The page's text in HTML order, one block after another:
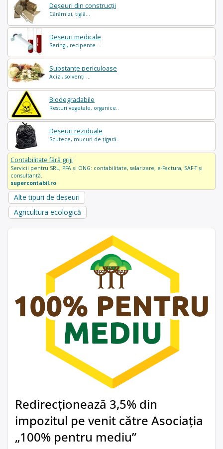
Deșeuri din construcții
Cărămizi, tiglă...
Deșeuri medicale
Seringi, recipente ...
Substanțe periculoase
Acizi, solvenți ...
Biodegradabile
Resturi vegetale, organice..
Deșeuri reziduale
Scutece, mucuri de țigară..
Contabilitate fără griji
Servicii pentru SRL, PFA și ONG: contabilitate, salarizare, e-Factura, SAF-T și
consultanță.
supercontabil.ro
Alte tipuri de deșeuri
Agricultura ecologică
Redirecționează 3,5% din
impozitul pe venit către Asociația
„100% pentru mediu”